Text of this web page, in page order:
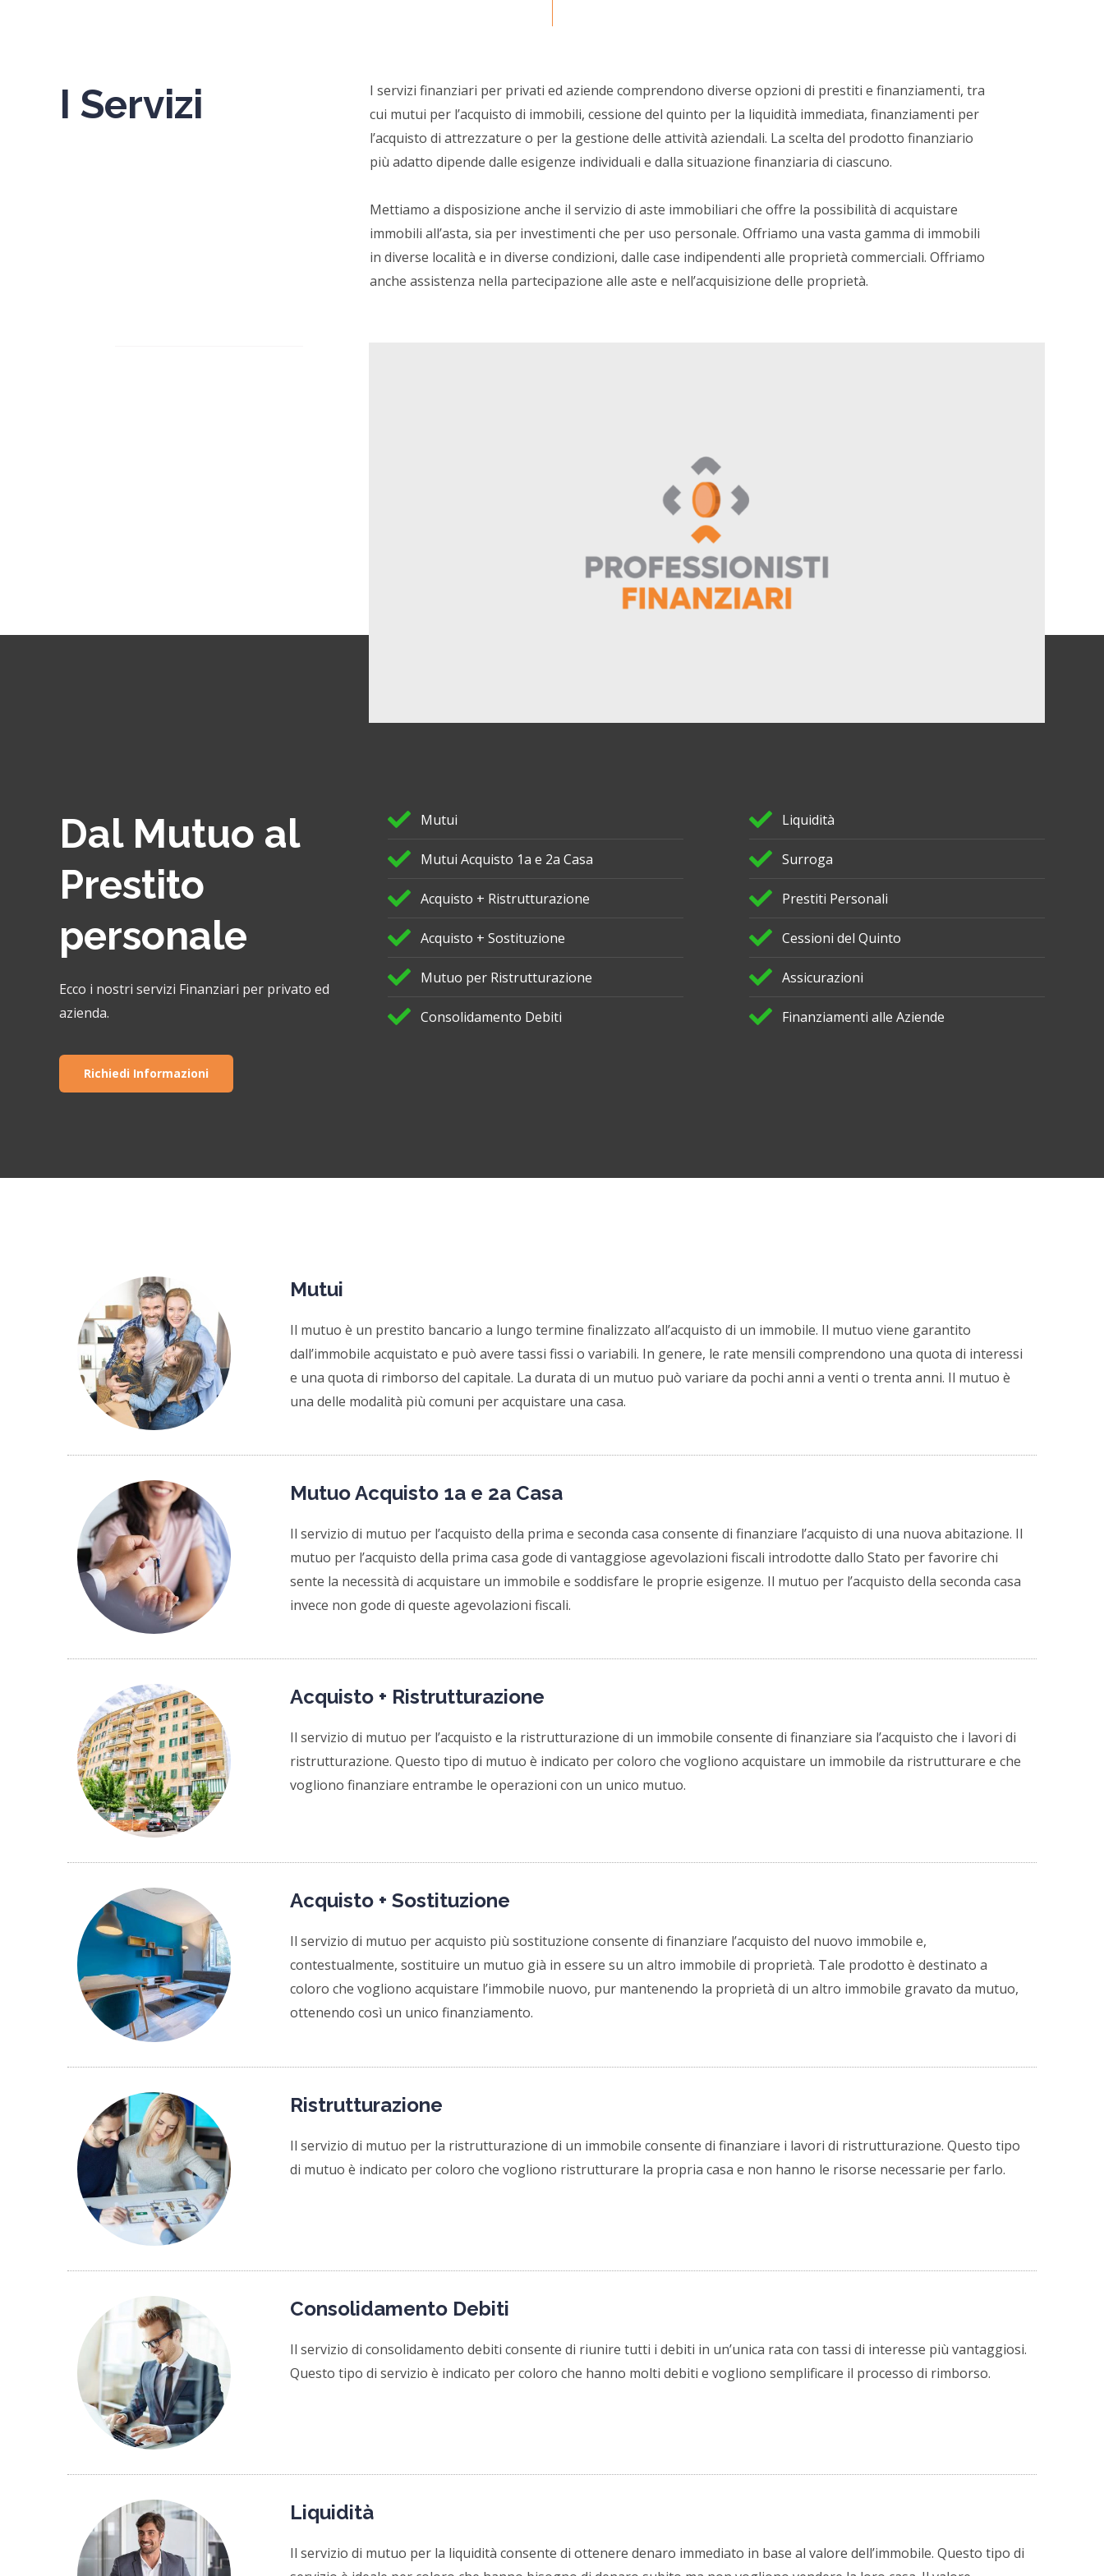
I Servizi
I servizi finanziari per privati ed aziende comprendono diverse opzioni di prestiti e finanziamenti, tra
cui mutui per l’acquisto di immobili, cessione del quinto per la liquidità immediata, finanziamenti per
l’acquisto di attrezzature o per la gestione delle attività aziendali. La scelta del prodotto finanziario
più adatto dipende dalle esigenze individuali e dalla situazione finanziaria di ciascuno.
Mettiamo a disposizione anche il servizio di aste immobiliari che offre la possibilità di acquistare
immobili all’asta, sia per investimenti che per uso personale. Offriamo una vasta gamma di immobili
in diverse località e in diverse condizioni, dalle case indipendenti alle proprietà commerciali. Offriamo
anche assistenza nella partecipazione alle aste e nell’acquisizione delle proprietà.
Dal Mutuo al
Prestito
personale
Ecco i nostri servizi Finanziari per privato ed
azienda.
Richiedi Informazioni
Mutui
Mutui Acquisto 1a e 2a Casa
Acquisto + Ristrutturazione
Acquisto + Sostituzione
Mutuo per Ristrutturazione
Consolidamento Debiti
Liquidità
Surroga
Prestiti Personali
Cessioni del Quinto
Assicurazioni
Finanziamenti alle Aziende
Mutui
Il mutuo è un prestito bancario a lungo termine finalizzato all’acquisto di un immobile. Il mutuo viene garantito
dall’immobile acquistato e può avere tassi fissi o variabili. In genere, le rate mensili comprendono una quota di interessi
e una quota di rimborso del capitale. La durata di un mutuo può variare da pochi anni a venti o trenta anni. Il mutuo è
una delle modalità più comuni per acquistare una casa.
Mutuo Acquisto 1a e 2a Casa
Il servizio di mutuo per l’acquisto della prima e seconda casa consente di finanziare l’acquisto di una nuova abitazione. Il
mutuo per l’acquisto della prima casa gode di vantaggiose agevolazioni fiscali introdotte dallo Stato per favorire chi
sente la necessità di acquistare un immobile e soddisfare le proprie esigenze. Il mutuo per l’acquisto della seconda casa
invece non gode di queste agevolazioni fiscali.
Acquisto + Ristrutturazione
Il servizio di mutuo per l’acquisto e la ristrutturazione di un immobile consente di finanziare sia l’acquisto che i lavori di
ristrutturazione. Questo tipo di mutuo è indicato per coloro che vogliono acquistare un immobile da ristrutturare e che
vogliono finanziare entrambe le operazioni con un unico mutuo.
Acquisto + Sostituzione
Il servizio di mutuo per acquisto più sostituzione consente di finanziare l’acquisto del nuovo immobile e,
contestualmente, sostituire un mutuo già in essere su un altro immobile di proprietà. Tale prodotto è destinato a
coloro che vogliono acquistare l’immobile nuovo, pur mantenendo la proprietà di un altro immobile gravato da mutuo,
ottenendo così un unico finanziamento.
Ristrutturazione
Il servizio di mutuo per la ristrutturazione di un immobile consente di finanziare i lavori di ristrutturazione. Questo tipo
di mutuo è indicato per coloro che vogliono ristrutturare la propria casa e non hanno le risorse necessarie per farlo.
Consolidamento Debiti
Il servizio di consolidamento debiti consente di riunire tutti i debiti in un’unica rata con tassi di interesse più vantaggiosi.
Questo tipo di servizio è indicato per coloro che hanno molti debiti e vogliono semplificare il processo di rimborso.
Liquidità
Il servizio di mutuo per la liquidità consente di ottenere denaro immediato in base al valore dell’immobile. Questo tipo di